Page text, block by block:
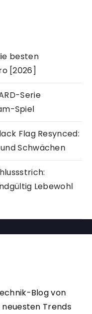
besten
[2026]
Serie
Spiel
Flag Resynced:
Schwächen
Lebewohl
Blog von
Trends